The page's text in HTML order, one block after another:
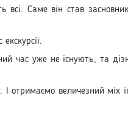
Саме він став
час уже не існують, та
отримаємо величезний